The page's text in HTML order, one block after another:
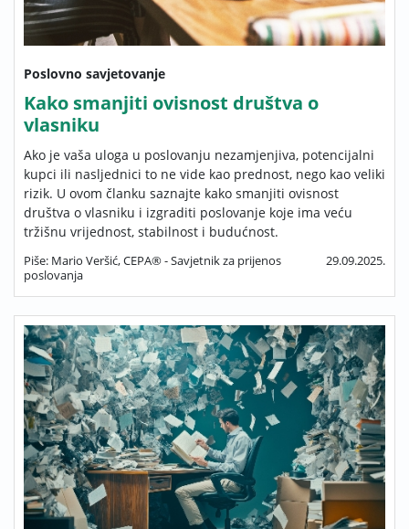
Poslovno savjetovanje
Kako smanjiti ovisnost društva o
vlasniku
Ako je vaša uloga u poslovanju nezamjenjiva, potencijalni
kupci ili nasljednici to ne vide kao prednost, nego kao veliki
rizik. U ovom članku saznajte kako smanjiti ovisnost
društva o vlasniku i izgraditi poslovanje koje ima veću
tržišnu vrijednost, stabilnost i budućnost.
Piše: Mario Veršić, CEPA® - Savjetnik za prijenos
poslovanja
29.09.2025.